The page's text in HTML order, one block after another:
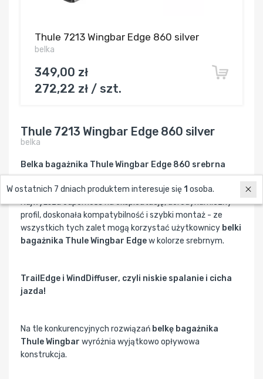
Thule 7213 Wingbar Edge 860 silver
belka
349,00 zł
272,22 zł / szt.
Thule 7213 Wingbar Edge 860 silver
belka
Belka bagażnika Thule Wingbar Edge 860 srebrna
Najwyższa odporność na eksploatację, aerodynamiczny
profil, doskonała kompatybilność i szybki montaż - ze
wszystkich tych zalet mogą korzystać użytkownicy belki
bagażnika Thule Wingbar Edgew kolorze srebrnym.
TrailEdge i WindDiffuser, czyli niskie spalanie i cicha
jazda!
Na tle konkurencyjnych rozwiązań belkę bagażnika
Thule Wingbar wyróżnia wyjątkowo opływowa
konstrukcja.
W ostatnich 7 dniach produktem interesuje się 1 osoba.